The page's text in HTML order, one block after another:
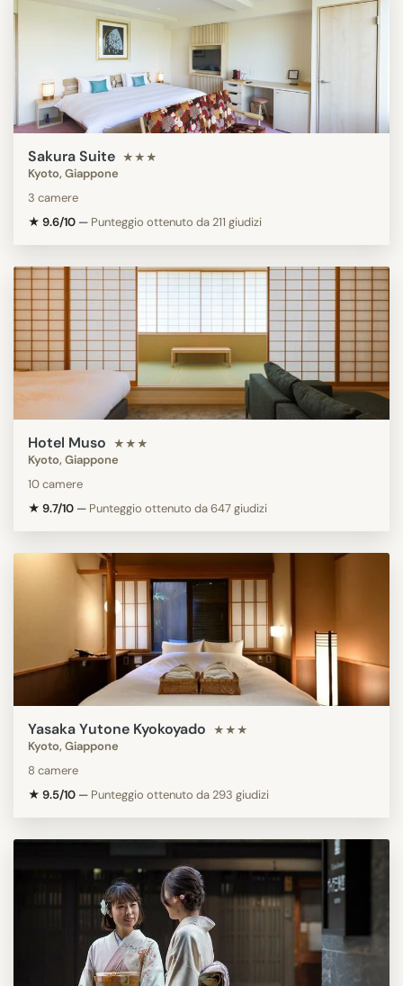
Sakura Suite ★★★
Kyoto, Giappone
3 camere
★ 9.6/10 — Punteggio ottenuto da 211 giudizi
Hotel Muso ★★★
Kyoto, Giappone
10 camere
★ 9.7/10 — Punteggio ottenuto da 647 giudizi
Yasaka Yutone Kyokoyado ★★★
Kyoto, Giappone
8 camere
★ 9.5/10 — Punteggio ottenuto da 293 giudizi